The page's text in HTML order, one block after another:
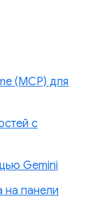
(MCP) для
с
Gemini
на панели